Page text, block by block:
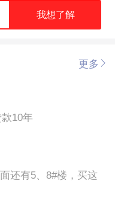
我想了解
更多
10年
还有5、8#楼，买这